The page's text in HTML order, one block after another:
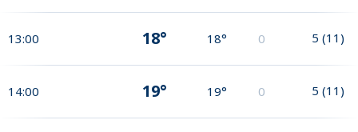
13:00 18° 18° 0 5 (11)
14:00 19° 19° 0 5 (11)